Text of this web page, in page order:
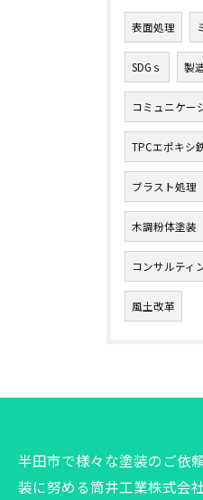
表面処理
SDGｓ 製
コミュニケー
TPCエポキシ
ブラスト処理
木調粉体塗装
コンサルティ
風土改革
半田市で様々な塗装のご依
装に努める筒井工業株式会